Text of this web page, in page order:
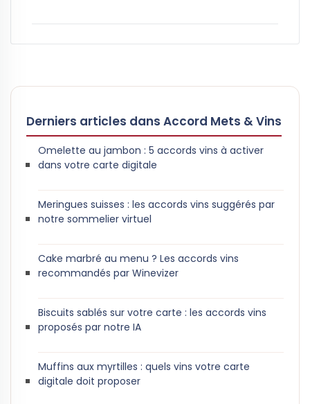
Derniers articles dans Accord Mets & Vins
Omelette au jambon : 5 accords vins à activer
dans votre carte digitale
Meringues suisses : les accords vins suggérés par
notre sommelier virtuel
Cake marbré au menu ? Les accords vins
recommandés par Winevizer
Biscuits sablés sur votre carte : les accords vins
proposés par notre IA
Muffins aux myrtilles : quels vins votre carte
digitale doit proposer